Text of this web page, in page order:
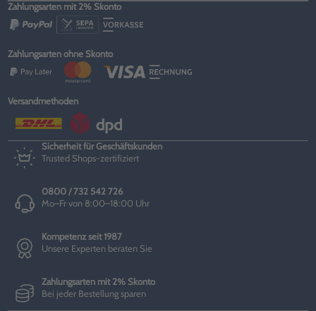
Zahlungsarten mit 2% Skonto
Zahlungsarten ohne Skonto
Versandmethoden
Sicherheit für Geschäftskunden
Trusted Shops-zertifiziert
0800 / 732 542 726
Mo–Fr von 8:00–18:00 Uhr
Kompetenz seit 1987
Unsere Experten beraten Sie
Zahlungsarten mit 2% Skonto
Bei jeder Bestellung sparen